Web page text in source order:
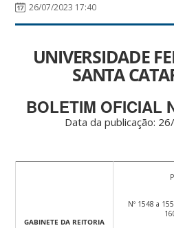
26/07/2023 17:40
UNIVERSIDADE
SANTA
BOLETIM OFICIAL
Data da publicação:
GABINETE DA REITORIA
Nº 1548 a